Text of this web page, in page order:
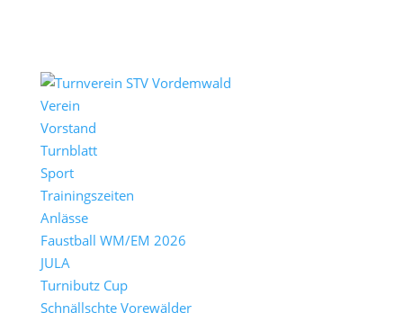
Verein
Vorstand
Turnblatt
Sport
Trainingszeiten
Anlässe
Faustball WM/EM 2026
JULA
Turnibutz Cup
Schnällschte Vorewälder